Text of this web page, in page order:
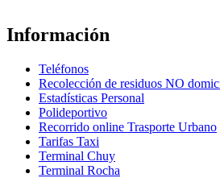
Información
Teléfonos
Recolección de residuos NO
Estadísticas Personal
Polideportivo
Recorrido online Trasporte Urbano
Tarifas Taxi
Terminal Chuy
Terminal Rocha